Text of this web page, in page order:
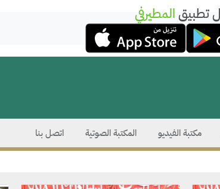
تطبيقالمطيرفي
مكتبة الفيديو المكتبة الصوتية اتصل بنا